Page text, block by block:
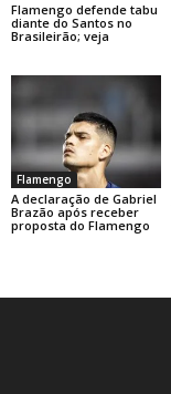
Flamengo defende tabu
diante do Santos no
Brasileirão; veja
Flamengo
A declaração de Gabriel
Brazão após receber
proposta do Flamengo